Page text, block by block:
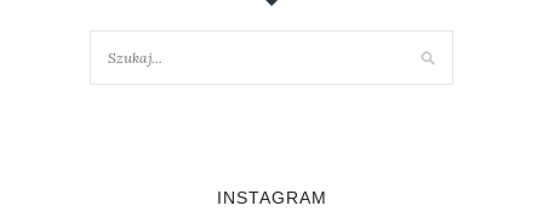
INSTAGRAM